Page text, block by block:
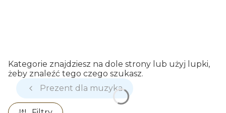
Kategorie znajdziesz na dole strony lub użyj lupki,
żeby znaleźć tego czego szukasz.
Prezent dla muzyka